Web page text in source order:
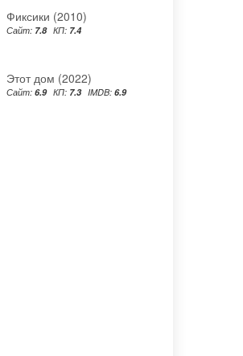
Фиксики (2010)
Сайт: 7.8 КП: 7.4
Этот дом (2022)
Сайт: 6.9 КП: 7.3 IMDB: 6.9